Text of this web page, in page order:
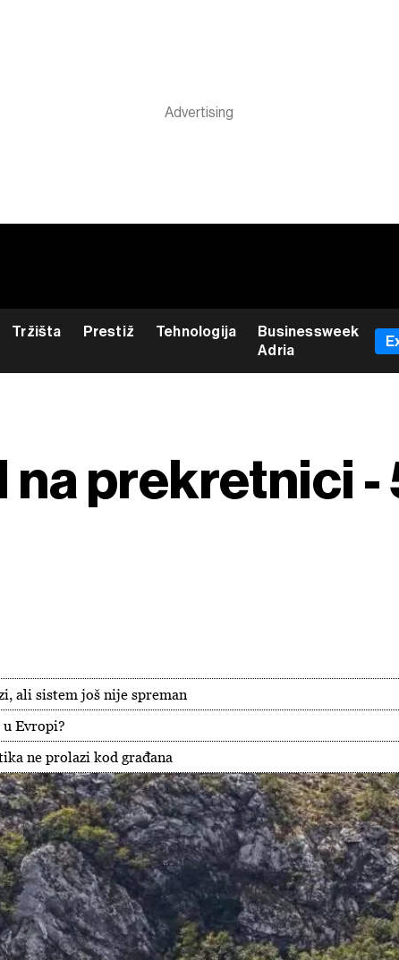
Tržišta Prestiž Tehnologija
Businessweek
Adria
prekretnici -
ali sistem još nije spreman
u Evropi?
ne prolazi kod građana